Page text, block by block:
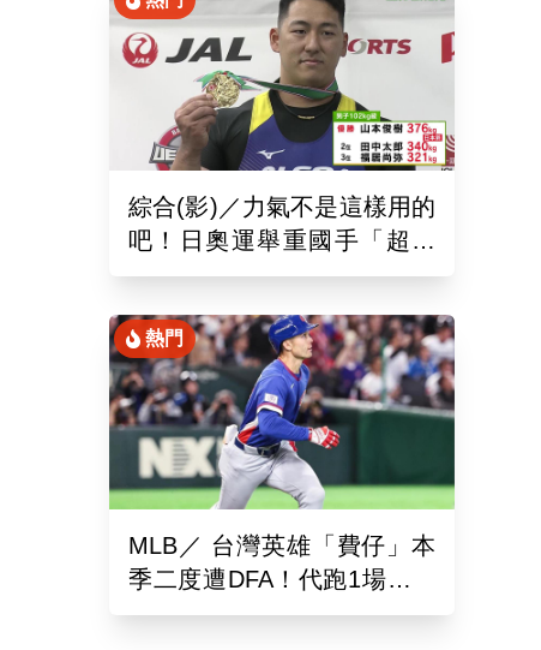
綜合(影)／力氣不是這樣用的
吧！日奧運舉重國手「超商
偷雞蛋」被活逮把店員推到
熱門
MLB／ 台灣英雄「費仔」本
季二度遭DFA！代跑1場沒有
打擊機會...